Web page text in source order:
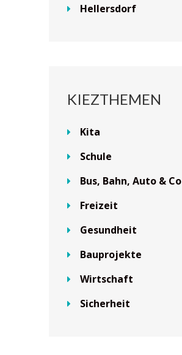
Hellersdorf
KIEZTHEMEN
Kita
Schule
Bus, Bahn, Auto & Co
Freizeit
Gesundheit
Bauprojekte
Wirtschaft
Sicherheit